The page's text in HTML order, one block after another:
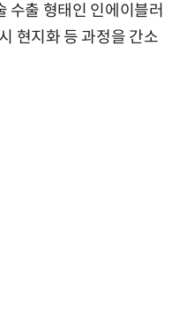
수출 형태인 인에이블러
현지화 등 과정을 간소